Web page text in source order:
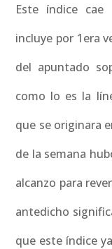
Este índice cae
incluye por 1era
del apuntado
como lo es la
que se originara
de la semana
alcanzo para
antedicho
que este índice